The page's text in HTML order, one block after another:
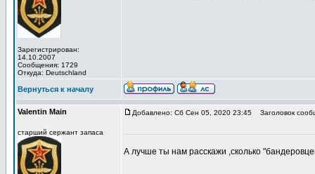
Зарегистрирован:
14.10.2007
Сообщения: 1729
Откуда: Deutschland
Вернуться к началу
Valentin Main
старший сержант запаса
Добавлено: Сб Сен 05, 2020 23:45 Заголовок
А лучше ты нам расскажи ,сколько